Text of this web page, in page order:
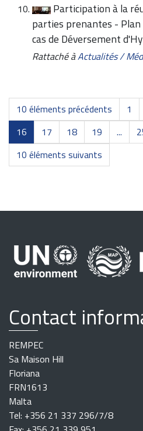
Participation à la
parties prenantes -
cas de Déversement
Rattaché àActualités /
10 éléments précédents 1
16
17 18 19 ...
10 éléments suivants
Contact
REMPEC
Sa Maison Hill
Floriana
FRN1613
Malta
Tel: +356 21 337 296/7/8